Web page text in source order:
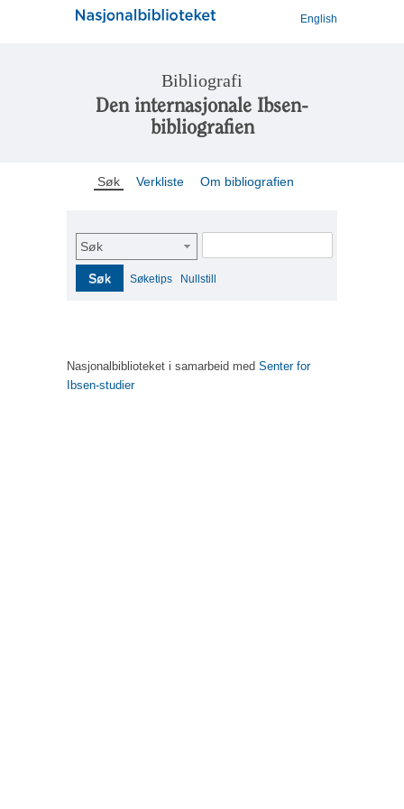
English
Bibliografi
Den internasjonale Ibsen-
bibliografien
Søk Verkliste Om bibliografien
Søk
Søk Søketips Nullstill
Nasjonalbiblioteket i samarbeid med Senter for
Ibsen-studier